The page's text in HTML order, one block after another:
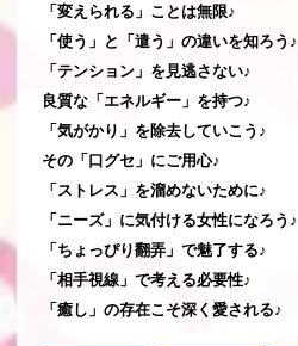
「変えられる」ことは無限♪
「使う」と「遣う」の違いを知ろう♪
「テンション」を見逃さない♪
良質な「エネルギー」を持つ♪
「気がかり」を除去していこう♪
その「口グセ」にご用心♪
「ストレス」を溜めないために♪
「ニーズ」に気付ける女性になろう♪
「ちょっぴり翻弄」で魅了する♪
「相手視線」で考える必要性♪
「癒し」の存在こそ深く愛される♪